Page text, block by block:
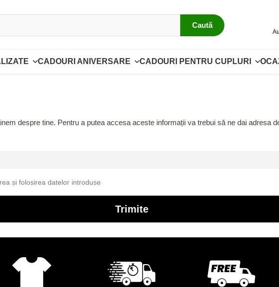
Caută
CADOURI ANIVERSARE CADOURI PENTRU CUPLURI
despre tine. Pentru a putea accesa aceste informații va trebui să ne dai adresa
și folosirea datelor introduse
Trimite